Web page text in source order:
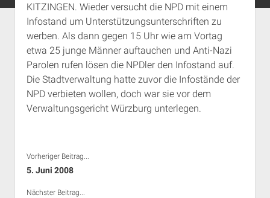
Aktuelles
Termine
open
dropdown
menu
Antifaschistische Termine im Süden
Antifaschistische Termine in München
Rechte Termine im Süden
Rechte Termine München
Chronologie
Das Archiv
open
dropdown
menu
a.i.d.a. e. V. unterstützen
Über a.i.d.a.
Impressum
KITZINGEN. Wieder versucht die NPD mit einem
Infostand um Unterstützungsunterschriften zu
werben. Als dann gegen 15 Uhr wie am Vortag
etwa 25 junge Männer auftauchen und Anti-Nazi
Parolen rufen lösen die NPDler den Infostand auf.
Die Stadtverwaltung hatte zuvor die Infostände der
NPD verbieten wollen, doch war sie vor dem
Verwaltungsgericht Würzburg unterlegen.
Vorheriger Beitrag...
5. Juni 2008
Nächster Beitrag...